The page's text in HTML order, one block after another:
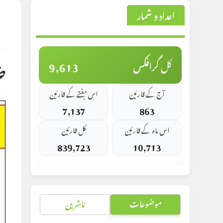
اعداد و شمار
کل گرافکس 9,613
آج کے قارئین
863
اس ہفتے کے قارئین
7,137
اس ماہ کے قارئین
10,713
کل قارئین
839,723
موضوعات ناشرین